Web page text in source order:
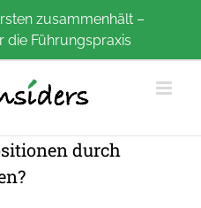
zusammenhält –
die Führungspraxis
durch